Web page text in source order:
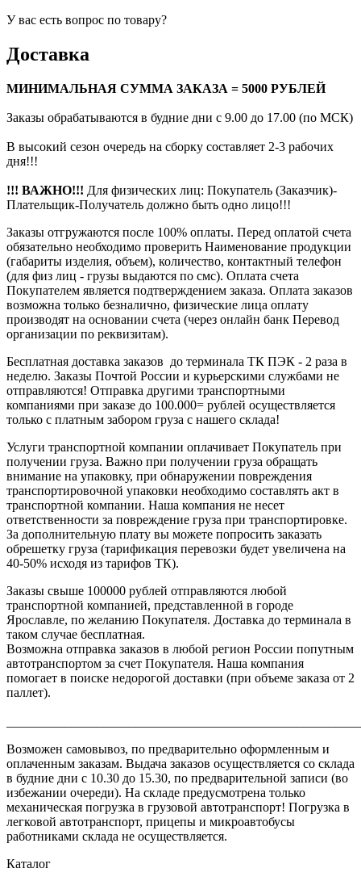
У вас есть вопрос по товару?
Доставка
МИНИМАЛЬНАЯ СУММА ЗАКАЗА = 5000 РУБЛЕЙ
Заказы обрабатываются в будние дни с 9.00 до 17.00 (по МСК)
В высокий сезон очередь на сборку составляет 2-3 рабочих
дня!!!
!!! ВАЖНО!!! Для физических лиц: Покупатель (Заказчик)-
Плательщик-Получатель должно быть одно лицо!!!
Заказы отгружаются после 100% оплаты. Перед оплатой счета
обязательно необходимо проверить Наименование продукции
(габариты изделия, объем), количество, контактный телефон
(для физ лиц - грузы выдаются по смс). Оплата счета
Покупателем является подтверждением заказа. Оплата заказов
возможна только безналично, физические лица оплату
производят на основании счета (через онлайн банк Перевод
организации по реквизитам).
Бесплатная доставка заказов до терминала ТК ПЭК - 2 раза в
неделю. Заказы Почтой России и курьерскими службами не
отправляются! Отправка другими транспортными
компаниями при заказе до 100.000= рублей осуществляется
только с платным забором груза с нашего склада!
Услуги транспортной компании оплачивает Покупатель при
получении груза. Важно при получении груза обращать
внимание на упаковку, при обнаружении повреждения
транспортировочной упаковки необходимо составлять акт в
транспортной компании. Наша компания не несет
ответственности за повреждение груза при транспортировке.
За дополнительную плату вы можете попросить заказать
обрешетку груза (тарификация перевозки будет увеличена на
40-50% исходя из тарифов ТК).
Заказы свыше 100000 рублей отправляются любой
транспортной компанией, представленной в городе
Ярославле, по желанию Покупателя. Доставка до терминала в
таком случае бесплатная.
Возможна отправка заказов в любой регион России попутным
автотранспортом за счет Покупателя. Наша компания
помогает в поиске недорогой доставки (при объеме заказа от 2
паллет).
Возможен самовывоз, по предварительно оформленным и
оплаченным заказам. Выдача заказов осуществляется со склада
в будние дни с 10.30 до 15.30, по предварительной записи (во
избежании очереди). На складе предусмотрена только
механическая погрузка в грузовой автотранспорт! Погрузка в
легковой автотранспорт, прицепы и микроавтобусы
работниками склада не осуществляется.
Каталог